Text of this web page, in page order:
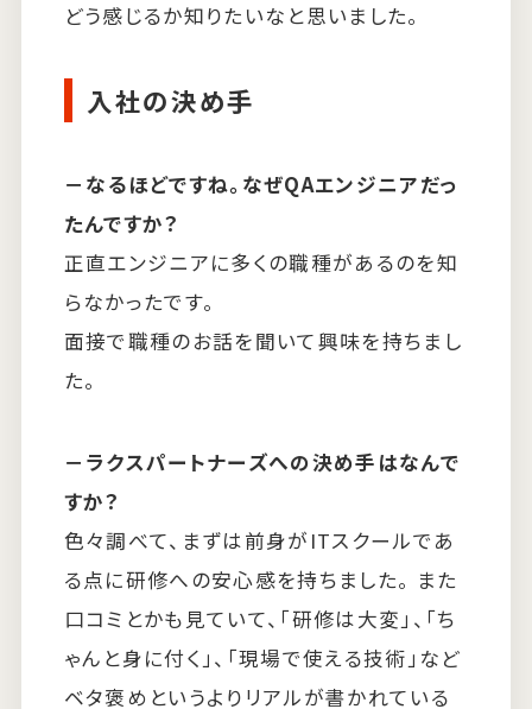
どう感じるか知りたいなと思いました。
入社の決め手
－なるほどですね。なぜQAエンジニアだっ
たんですか？
正直エンジニアに多くの職種があるのを知
らなかったです。
面接で職種のお話を聞いて興味を持ちまし
た。
－ラクスパートナーズへの決め手はなんで
すか？
色々調べて、まずは前身がITスクールであ
る点に研修への安心感を持ちました。 また
口コミとかも見ていて、「研修は大変」、「ち
ゃんと身に付く」、「現場で使える技術」など
ベタ褒めというよりリアルが書かれている